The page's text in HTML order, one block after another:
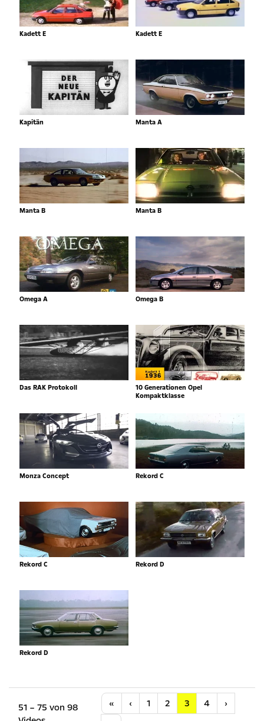
Kadett E Kadett E
Kapitän Manta A
Manta B Manta B
Omega A Omega B
Das RAK Protokoll
10 Generationen Opel
Kompaktklasse
Monza Concept Rekord C
Rekord C Rekord D
Rekord D
51 – 75 von 98
« Anfang
‹ Vorherige
1 2 3 4 ›Nächste